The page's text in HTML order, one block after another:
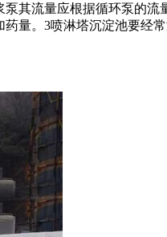
其流量应根据循环泵的流
量。3喷淋塔沉淀池要经